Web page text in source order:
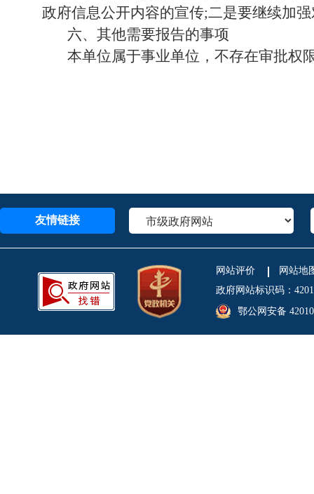
政府信息公开内容的宣传;二是要继续加
六、其他需要报告的事项
本单位属于事业单位，不存在审批权
友情链接
网站评价
网站地
政府网站标识码：
鄂公网安备